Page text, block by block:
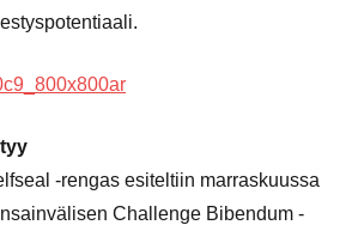
-rengas esiteltiin marraskuussa
Challenge Bibendum -